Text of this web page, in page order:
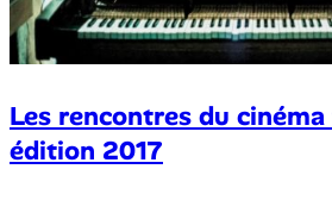
Les rencontres du
édition 2017